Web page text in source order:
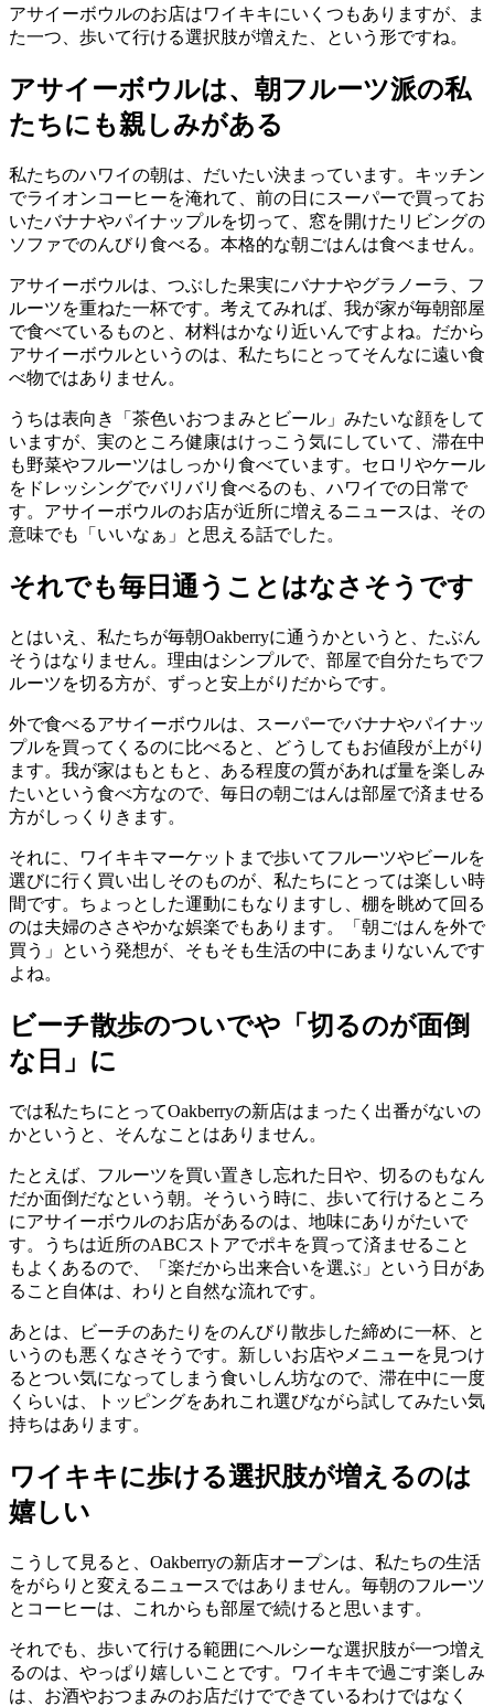
アサイーボウルのお店はワイキキにいくつもありますが、ま
た一つ、歩いて行ける選択肢が増えた、という形ですね。
アサイーボウルは、朝フルーツ派の私
たちにも親しみがある
私たちのハワイの朝は、だいたい決まっています。キッチン
でライオンコーヒーを淹れて、前の日にスーパーで買ってお
いたバナナやパイナップルを切って、窓を開けたリビングの
ソファでのんびり食べる。本格的な朝ごはんは食べません。
アサイーボウルは、つぶした果実にバナナやグラノーラ、フ
ルーツを重ねた一杯です。考えてみれば、我が家が毎朝部屋
で食べているものと、材料はかなり近いんですよね。だから
アサイーボウルというのは、私たちにとってそんなに遠い食
べ物ではありません。
うちは表向き「茶色いおつまみとビール」みたいな顔をして
いますが、実のところ健康はけっこう気にしていて、滞在中
も野菜やフルーツはしっかり食べています。セロリやケール
をドレッシングでバリバリ食べるのも、ハワイでの日常で
す。アサイーボウルのお店が近所に増えるニュースは、その
意味でも「いいなぁ」と思える話でした。
それでも毎日通うことはなさそうです
とはいえ、私たちが毎朝Oakberryに通うかというと、たぶん
そうはなりません。理由はシンプルで、部屋で自分たちでフ
ルーツを切る方が、ずっと安上がりだからです。
外で食べるアサイーボウルは、スーパーでバナナやパイナッ
プルを買ってくるのに比べると、どうしてもお値段が上がり
ます。我が家はもともと、ある程度の質があれば量を楽しみ
たいという食べ方なので、毎日の朝ごはんは部屋で済ませる
方がしっくりきます。
それに、ワイキキマーケットまで歩いてフルーツやビールを
選びに行く買い出しそのものが、私たちにとっては楽しい時
間です。ちょっとした運動にもなりますし、棚を眺めて回る
のは夫婦のささやかな娯楽でもあります。「朝ごはんを外で
買う」という発想が、そもそも生活の中にあまりないんです
よね。
ビーチ散歩のついでや「切るのが面倒
な日」に
では私たちにとってOakberryの新店はまったく出番がないの
かというと、そんなことはありません。
たとえば、フルーツを買い置きし忘れた日や、切るのもなん
だか面倒だなという朝。そういう時に、歩いて行けるところ
にアサイーボウルのお店があるのは、地味にありがたいで
す。うちは近所のABCストアでポキを買って済ませること
もよくあるので、「楽だから出来合いを選ぶ」という日があ
ること自体は、わりと自然な流れです。
あとは、ビーチのあたりをのんびり散歩した締めに一杯、と
いうのも悪くなさそうです。新しいお店やメニューを見つけ
るとつい気になってしまう食いしん坊なので、滞在中に一度
くらいは、トッピングをあれこれ選びながら試してみたい気
持ちはあります。
ワイキキに歩ける選択肢が増えるのは
嬉しい
こうして見ると、Oakberryの新店オープンは、私たちの生活
をがらりと変えるニュースではありません。毎朝のフルーツ
とコーヒーは、これからも部屋で続けると思います。
それでも、歩いて行ける範囲にヘルシーな選択肢が一つ増え
るのは、やっぱり嬉しいことです。ワイキキで過ごす楽しみ
は、お酒やおつまみのお店だけでできているわけではなく